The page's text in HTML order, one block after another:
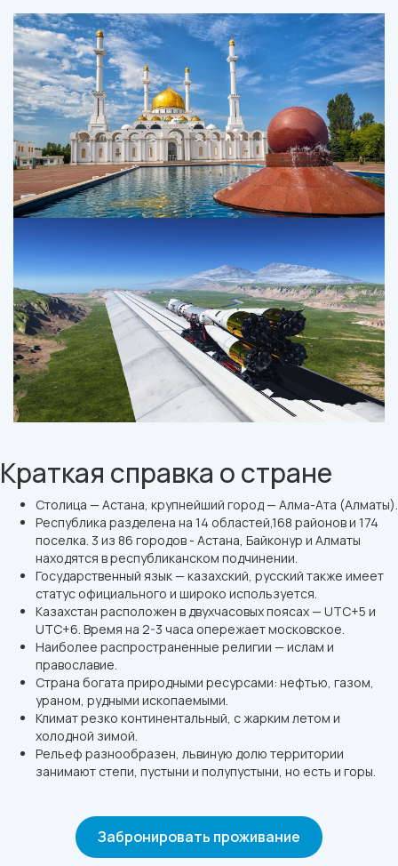
Краткая справка о стране
Столица — Астана, крупнейший город — Алма-Ата (Алматы).
Республика разделена на 14 областей,168 районов и 174
поселка. 3 из 86 городов - Астана, Байконур и Алматы
находятся в республиканском подчинении.
Государственный язык — казахский, русский также имеет
статус официального и широко используется.
Казахстан расположен в двухчасовых поясах — UTC+5 и
UTC+6. Время на 2-3 часа опережает московское.
Наиболее распространенные религии — ислам и
православие.
Страна богата природными ресурсами: нефтью, газом,
ураном, рудными ископаемыми.
Климат резко континентальный, с жарким летом и
холодной зимой.
Рельеф разнообразен, львиную долю территории
занимают степи, пустыни и полупустыни, но есть и горы.
Забронировать проживание